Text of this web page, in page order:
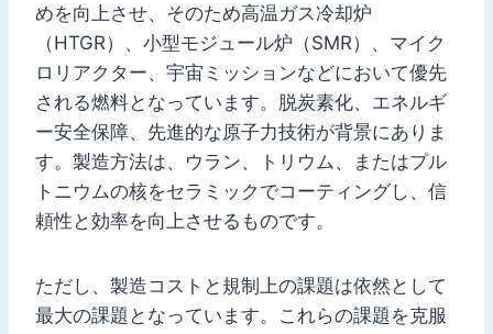
めを向上させ、そのため高温ガス冷却炉
（HTGR）、小型モジュール炉（SMR）、マイク
ロリアクター、宇宙ミッションなどにおいて優先
される燃料となっています。脱炭素化、エネルギ
ー安全保障、先進的な原子力技術が背景にありま
す。製造方法は、ウラン、トリウム、またはプル
トニウムの核をセラミックでコーティングし、信
頼性と効率を向上させるものです。
ただし、製造コストと規制上の課題は依然として
最大の課題となっています。これらの課題を克服